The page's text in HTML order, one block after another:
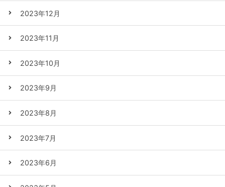
2023年12月
2023年11月
2023年10月
2023年9月
2023年8月
2023年7月
2023年6月